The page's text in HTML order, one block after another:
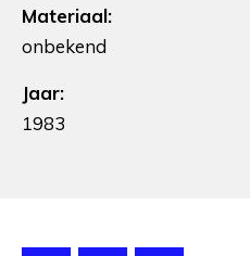
Materiaal:
onbekend
Jaar:
1983